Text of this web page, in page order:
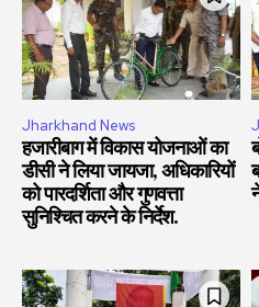
Jharkhand News
हजारीबाग में विकास योजनाओं का
डीसी ने लिया जायजा, अधिकारियों
को पारदर्शिता और गुणवत्ता
सुनिश्चित करने के निर्देश.